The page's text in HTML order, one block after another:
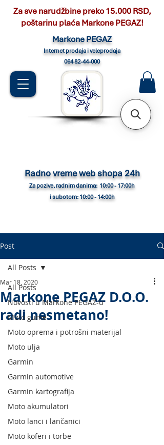
Markone PEGAZ
Internet prodaja i veleprodaja
064 82-44-000
Radno vreme web shopa 24h
Za pozive, radnim danima: 10:00 - 17:00h
i subotom: 10:00 - 14:00h
Za sve narudžbine preko 15.000 RSD,
poštarinu plaća Markone PEGAZ!
Post
All Posts
Novosti u Markone PEGAZ-u
Moto gume
Moto oprema i potrošni materijal
Moto ulja
Garmin
Garmin automotive
Garmin kartografija
Moto akumulatori
Moto lanci i lančanici
Moto koferi i torbe
All Posts
Markone PEGAZ D.O.O.
radi nesmetano!
Mar 18, 2020